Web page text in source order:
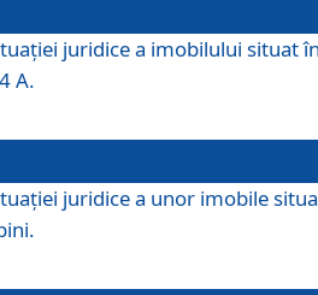
juridice a imobilului situat
A.
juridice a unor imobile